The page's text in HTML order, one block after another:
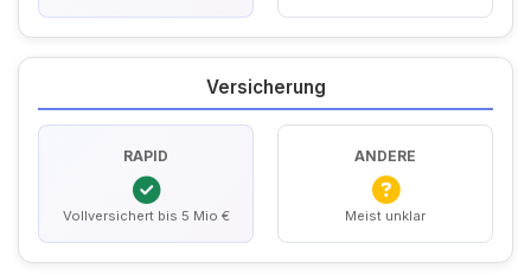
Versicherung
RAPID
Vollversichert bis 5 Mio €
ANDERE
Meist unklar